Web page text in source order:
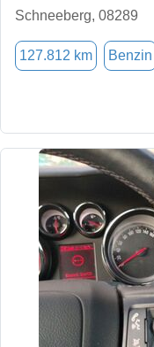
Schneeberg, 08289
127.812 km Benzin